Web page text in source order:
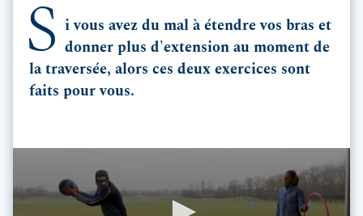
S
i vous avez du mal à étendre vos bras et
donner plus d'extension au moment de
la traversée, alors ces deux exercices sont
faits pour vous.